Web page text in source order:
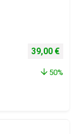
Izvorna
39,00 €
50%